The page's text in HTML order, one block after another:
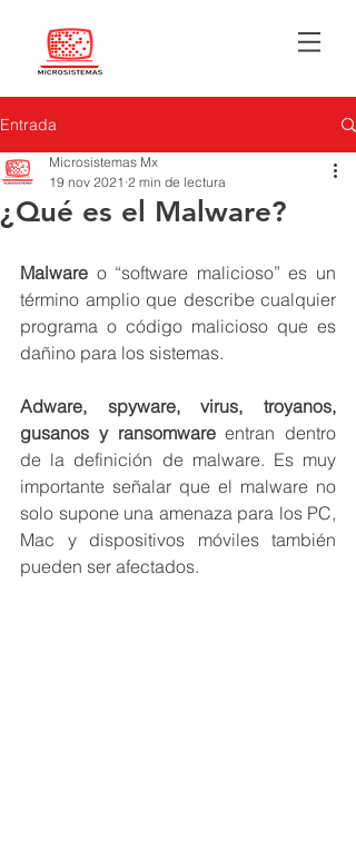
Entrada
¿Qué es el Malware?
Microsistemas Mx
19 nov 2021 2 min de lectura
Malware o “software malicioso” es un
término amplio que describe cualquier
programa o código malicioso que es
dañino para los sistemas.
Adware, spyware, virus, troyanos,
gusanos y ransomware entran dentro
de la definición de malware. Es muy
importante señalar que el malware no
solo supone una amenaza para los PC,
Mac y dispositivos móviles también
pueden ser afectados.